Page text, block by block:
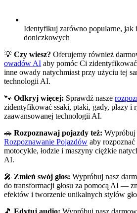
Identyfikuj zarówno popularne, jak
doniczkowych
💡 Czy wiesz? Oferujemy również
owadów AI aby pomóc Ci
inne owady natychmiast przy użyciu tej
technologii AI.
🐾 Odkryj więcej: Sprawdź nasze
zidentyfikować ssaki, ptaki, gady, płazy i
zaawansowanej technologii AI.
🚗 Rozpoznawaj pojazdy też: Wypróbuj
Rozpoznawanie Pojazdów aby
motocykle, łodzie i maszyny ciężkie
AI.
🎤 Zmień swój głos: Wypróbuj nasz
do transformacji głosu za pomocą AI —
efektów i tworzenie unikalnych stylów